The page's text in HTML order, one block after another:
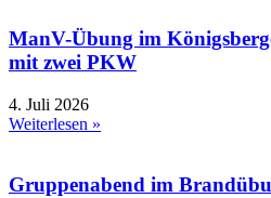
ManV-Übung im
mit zwei PKW
4. Juli 2026
Weiterlesen »
Gruppenabend im